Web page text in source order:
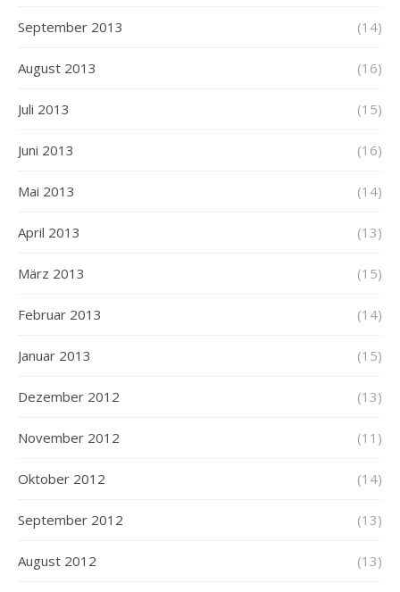
September 2013 (14)
August 2013 (16)
Juli 2013 (15)
Juni 2013 (16)
Mai 2013 (14)
April 2013 (13)
März 2013 (15)
Februar 2013 (14)
Januar 2013 (15)
Dezember 2012 (13)
November 2012 (11)
Oktober 2012 (14)
September 2012 (13)
August 2012 (13)